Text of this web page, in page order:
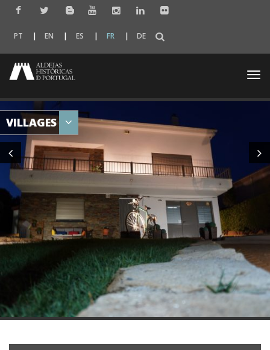
PT EN ES FR DE
VILLAGES